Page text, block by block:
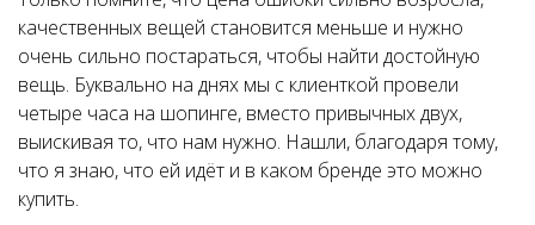
качественных вещей становится меньше и нужно
очень сильно постараться, чтобы найти достойную
вещь. Буквально на днях мы с клиенткой провели
четыре часа на шопинге, вместо привычных двух,
выискивая то, что нам нужно. Нашли, благодаря тому,
что я знаю, что ей идёт и в каком бренде это можно
купить.